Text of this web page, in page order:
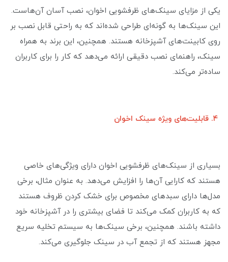
یکی از مزایای سینک‌های ظرفشویی اخوان، نصب آسان آن‌هاست.
این سینک‌ها به گونه‌ای طراحی شده‌اند که به راحتی قابل نصب بر
روی کابینت‌های آشپزخانه هستند. همچنین، این برند به همراه
سینک، راهنمای نصب دقیقی ارائه می‌دهد که کار را برای کاربران
ساده‌تر می‌کند.
بسیاری از سینک‌های ظرفشویی اخوان دارای ویژگی‌های خاصی
هستند که کارایی آن‌ها را افزایش می‌دهد. به عنوان مثال، برخی
مدل‌ها دارای سبدهای مخصوص برای خشک کردن ظروف هستند
که به کاربران کمک می‌کند تا فضای بیشتری را در آشپزخانه خود
داشته باشند. همچنین، برخی سینک‌ها به سیستم تخلیه سریع
مجهز هستند که از تجمع آب در سینک جلوگیری می‌کند.